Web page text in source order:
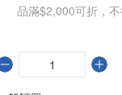
品滿$2,000可折，